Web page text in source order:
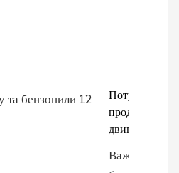
Потужна
двигуна
Важка